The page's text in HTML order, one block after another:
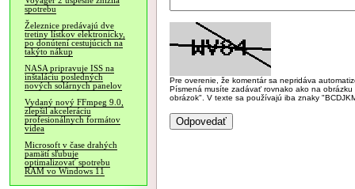
spotrebu
Železnice predávajú dve
tretiny lístkov elektronicky,
po donútení cestujúcich na
takýto nákup
NASA pripravuje ISS na
inštaláciu posledných
nových solárnych panelov
Vydaný nový FFmpeg 9.0,
zlepšil akceleráciu
profesionálnych formátov
videa
Microsoft v čase drahých
pamätí sľubuje
optimalizovať spotrebu
RAM vo Windows 11
Pre overenie, že komentár sa nepridáva
Písmená musíte zadávať rovnako ako na
obrázok". V texte sa používajú iba znaky